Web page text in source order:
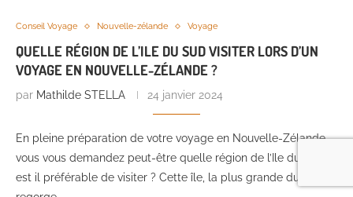
Conseil Voyage Nouvelle-zélande Voyage
QUELLE RÉGION DE L’ILE DU SUD VISITER LORS D’UN
VOYAGE EN NOUVELLE-ZÉLANDE ?
par Mathilde STELLA 24 janvier 2024
En pleine préparation de votre voyage en Nouvelle-Zélande
vous vous demandez peut-être quelle région de l’Ile du Sud
est il préférable de visiter ? Cette île, la plus grande du pays,